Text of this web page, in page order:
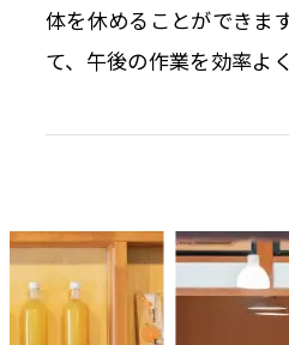
体を休めることができま
て、午後の作業を効率よ